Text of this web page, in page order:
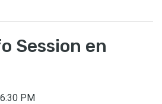
Session en
6:30 PM